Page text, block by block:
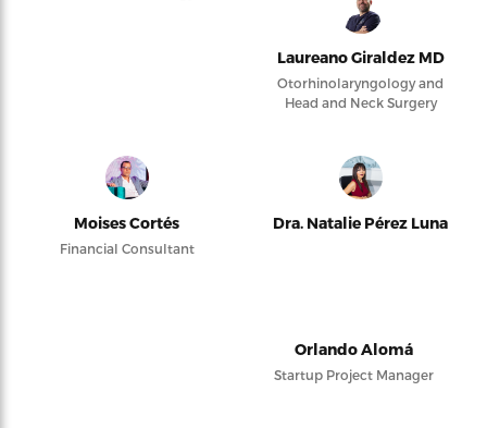
Laureano Giraldez MD
Otorhinolaryngology and
Head and Neck Surgery
Moises Cortés
Financial Consultant
Dra. Natalie Pérez Luna
Orlando Alomá
Startup Project Manager